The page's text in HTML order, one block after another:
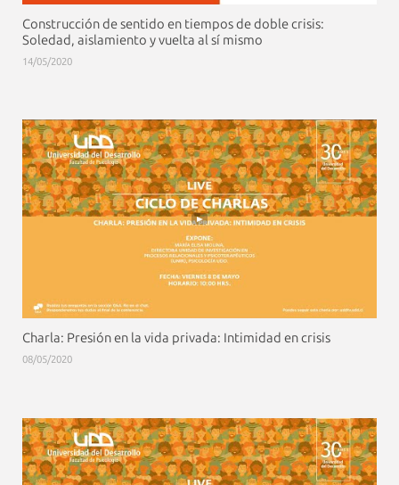
Construcción de sentido en tiempos de doble crisis:
Soledad, aislamiento y vuelta al sí mismo
14/05/2020
Charla: Presión en la vida privada: Intimidad en crisis
08/05/2020